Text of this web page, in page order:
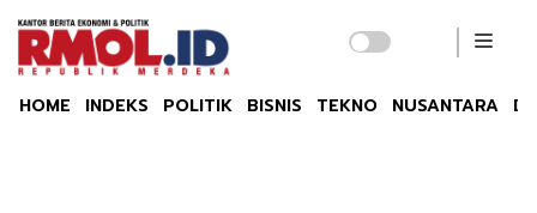
HOME INDEKS POLITIK BISNIS TEKNO NUSANTARA